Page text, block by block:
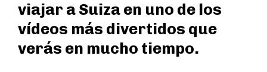
viajar a Suiza en uno de los
vídeos más divertidos que
verás en mucho tiempo.